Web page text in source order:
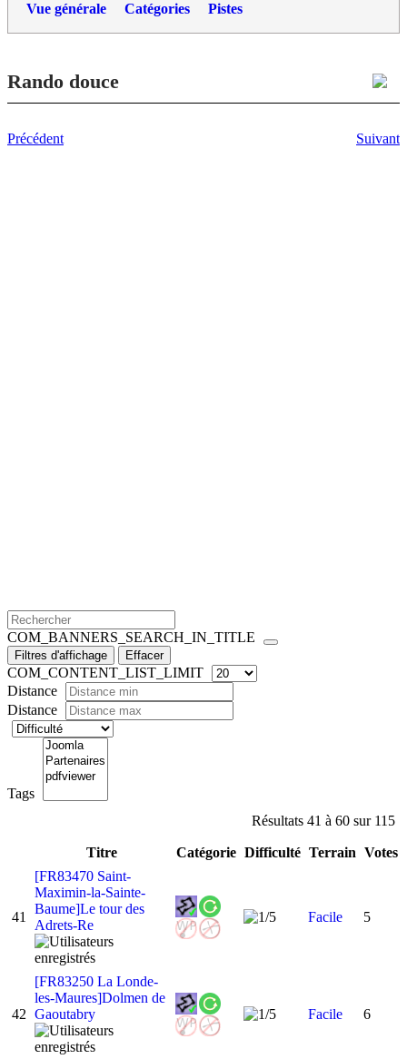
Vue générale Catégories Pistes
Rando douce
Précédent Suivant
COM_BANNERS_SEARCH_IN_TITLE
Filtres d'affichage Effacer
COM_CONTENT_LIST_LIMIT
Distance
Distance
Tags
Résultats 41 à 60 sur 115
Titre Catégorie Difficulté Terrain Votes
41
[FR83470 Saint-
Maximin-la-Sainte-
Baume]Le tour des
Adrets-Re
Facile 5
42
[FR83250 La Londe-
les-Maures]Dolmen de
Gaoutabry
Facile 6